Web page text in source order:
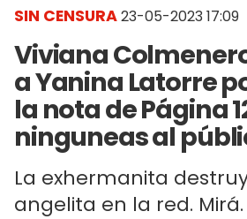
SIN CENSURA23-05-2023 17:09
Viviana
a Yanina Latorre
la nota de Página
ninguneas al
La exhermanita
angelita en la red. Mirá.